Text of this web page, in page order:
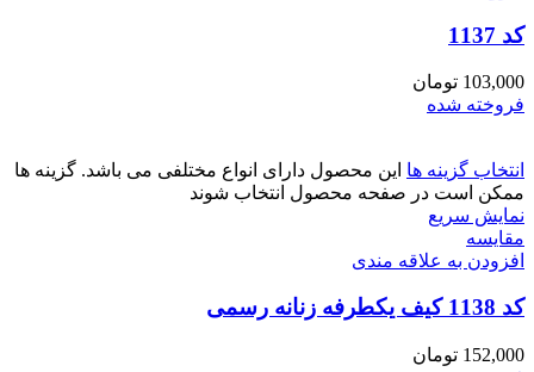
کد 1137
103,000 تومان
فروخته شده
انتخاب گزینه ها این محصول دارای انواع مختلفی می باشد. گزینه ها
ممکن است در صفحه محصول انتخاب شوند
نمایش سریع
مقايسه
افزودن به علاقه مندی
کد 1138 کیف یکطرفه زنانه رسمی
152,000 تومان